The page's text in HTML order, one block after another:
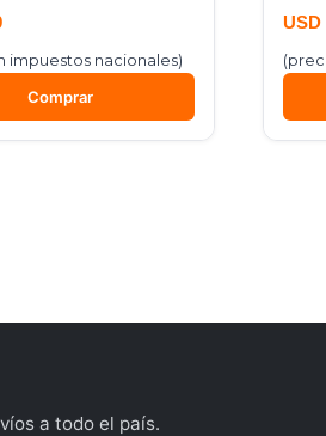
impuestos nacionales)
Comprar
USD
a todo el país.